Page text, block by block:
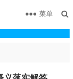
菜单